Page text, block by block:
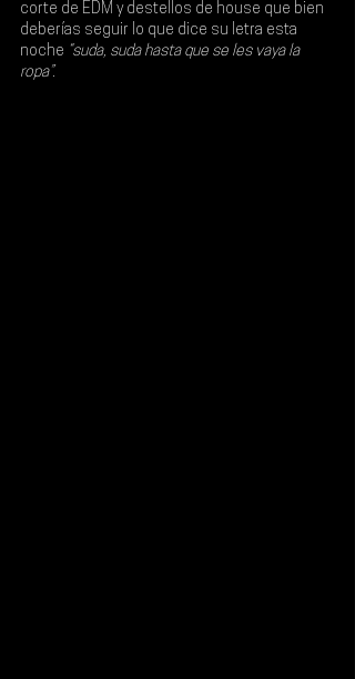
corte de EDM y destellos de house que bien
deberías seguir lo que dice su letra esta
noche “suda, suda hasta que se les vaya la
ropa”.